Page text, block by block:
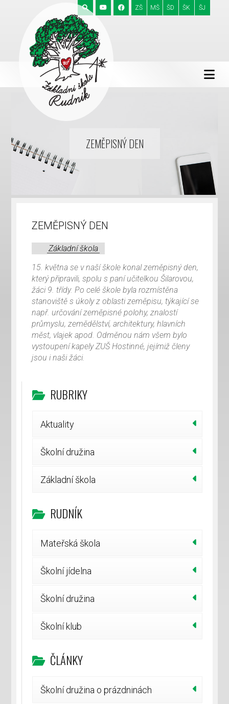
ZŠ MŠ ŠD ŠK ŠJ
ZEMĚPISNÝ DEN
ZEMĚPISNÝ DEN
Základní škola
15. května se v naší škole konal zeměpisný den,
který připravili, spolu s paní učitelkou Šilarovou,
žáci 9. třídy. Po celé škole byla rozmístěna
stanoviště s úkoly z oblasti zeměpisu, týkající se
např. určování zeměpisné polohy, znalostí
průmyslu, zemědělství, architektury, hlavních
měst, vlajek apod. Odměnou nám všem bylo
vystoupení kapely ZUŠ Hostinné, jejímiž členy
jsou i naši žáci.
RUBRIKY
Aktuality
Školní družina
Základní škola
RUDNÍK
Mateřská škola
Školní jídelna
Školní družina
Školní klub
ČLÁNKY
Školní družina o prázdninách